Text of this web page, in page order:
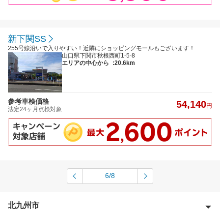
新下関SS
255号線沿いで入りやすい！近隣にショッピングモールもございます！
山口県下関市秋根西町1-5-8
エリアの中心から
:20.6km
参考車検価格
法定24ヶ月点検対象 54,140円
6/8
北九州市